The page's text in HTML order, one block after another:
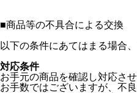
■商品等の不具合による交換
以下の条件にあてはまる場合
対応条件
お手元の商品を確認し対応さ
お手数ではございますが、不